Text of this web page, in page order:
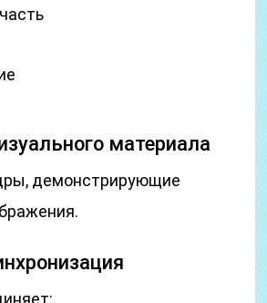
материала
демонстрирующие